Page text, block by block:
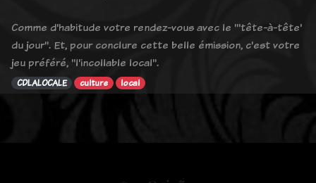
Comme d'habitude votre rendez-vous avec le "'tête-à-tête'
du jour". Et, pour conclure cette belle émission, c'est votre
jeu préféré, "l'incollable local".
CDLALOCALE culture local